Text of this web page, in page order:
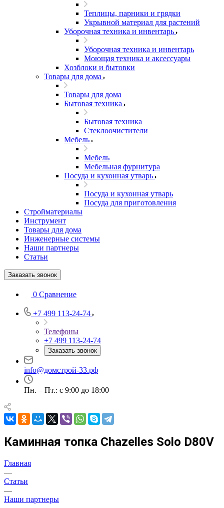
Теплицы, парники и грядки
Укрывной материал для растений
Уборочная техника и инвентарь
Уборочная техника и инвентарь
Моющая техника и аксессуары
Хозблоки и бытовки
Товары для дома
Товары для дома
Бытовая техника
Бытовая техника
Стеклоочистители
Мебель
Мебель
Мебельная фурнитура
Посуда и кухонная утварь
Посуда и кухонная утварь
Посуда для приготовления
Стройматериалы
Инструмент
Товары для дома
Инженерные системы
Наши партнеры
Статьи
Заказать звонок
0 Сравнение
+7 499 113-24-74
Телефоны
+7 499 113-24-74
Заказать звонок
info@домстрой-33.рф
Пн. – Пт.: с 9:00 до 18:00
Каминная топка Chazelles Solo D80V
Главная
—
Статьи
—
Наши партнеры